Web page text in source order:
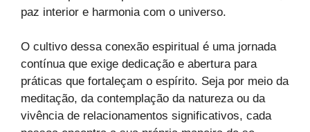
paz interior e harmonia com o universo.
O cultivo dessa conexão espiritual é uma jornada
contínua que exige dedicação e abertura para
práticas que fortaleçam o espírito. Seja por meio da
meditação, da contemplação da natureza ou da
vivência de relacionamentos significativos, cada